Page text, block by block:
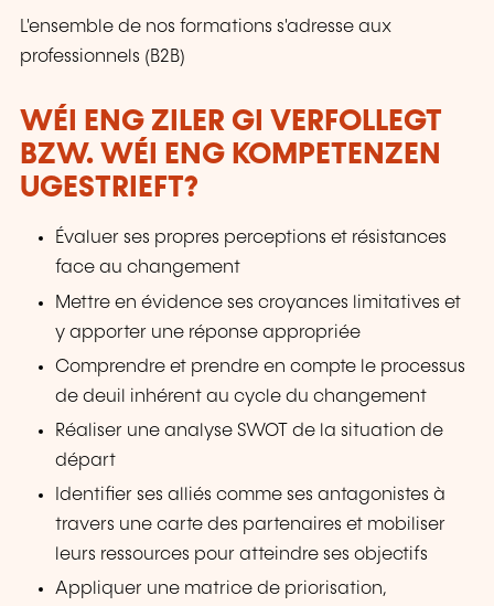
L'ensemble de nos formations s'adresse aux
professionnels (B2B)
WÉI ENG ZILER GI VERFOLLEGT
BZW. WÉI ENG KOMPETENZEN
UGESTRIEFT?
Évaluer ses propres perceptions et résistances
face au changement
Mettre en évidence ses croyances limitatives et
y apporter une réponse appropriée
Comprendre et prendre en compte le processus
de deuil inhérent au cycle du changement
Réaliser une analyse SWOT de la situation de
départ
Identifier ses alliés comme ses antagonistes à
travers une carte des partenaires et mobiliser
leurs ressources pour atteindre ses objectifs
Appliquer une matrice de priorisation,